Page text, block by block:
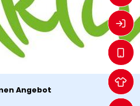
Angebot
Zur